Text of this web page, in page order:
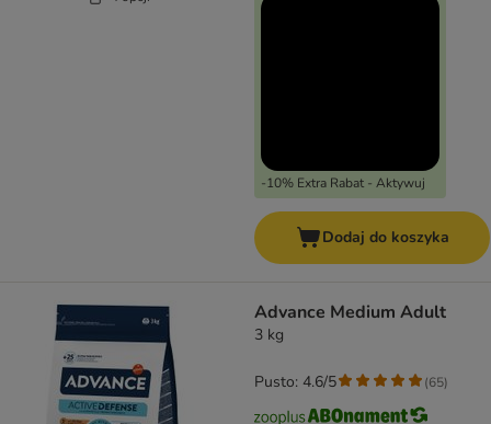
-10% Extra Rabat - Aktywuj
Dodaj do koszyka
Advance Medium Adult
3 kg
Pusto: 4.6/5 (65)